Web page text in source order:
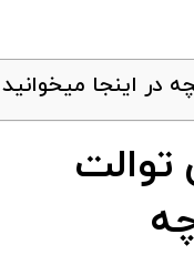
توالت